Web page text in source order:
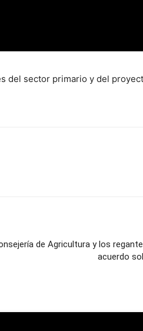
sector primario y del
de Agricultura y los
acuerdo